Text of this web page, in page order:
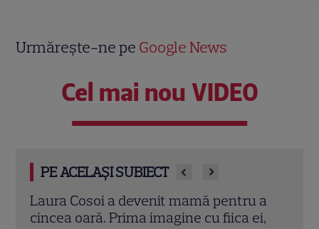
Urmărește-ne pe Google News
Cel mai nou VIDEO
PE ACELAȘI SUBIECT
Iulia Albu a prezentat „patul anti-divorț”
din vila sa de peste 1 milion de euro! Ce